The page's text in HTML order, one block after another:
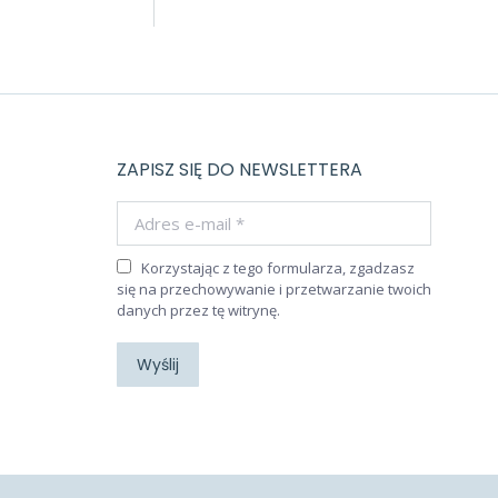
ZAPISZ SIĘ DO NEWSLETTERA
Korzystając z tego formularza, zgadzasz
się na przechowywanie i przetwarzanie twoich
danych przez tę witrynę.
Wyślij